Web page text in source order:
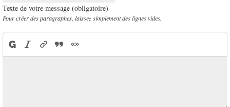
Texte de votre message (obligatoire)
Pour créer des paragraphes, laissez simplement des lignes vides.